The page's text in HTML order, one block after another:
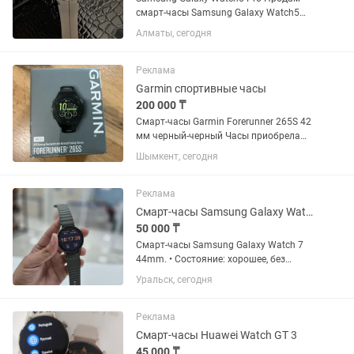
смарт-часы Samsung Galaxy Watch5
Pro (45мм, титан). Полная
комплектация: коробка, зарядное
Титановый корпус, сапфировое
стекло,...
Алматы, сегодня
Реклама
Garmin спортивные часы
200 000 ₸
Смарт-часы Garmin Forerunner 265S 42
мм черный-черный Часы приобрела
для себя за 282000 тг для бега,
использовала всего 3 месяца на
все есть, без дефектов рабочий...
Шымкент, сегодня
Реклама
Смарт-часы Samsung Galaxy Watch 7 44mm.
50 000 ₸
Смарт-часы Samsung Galaxy Watch 7
44mm. • Состояние: хорошее, без
ремонта • В комплекте: коробка и
зарядное устройство • Цвет: зелёный,
AMOLED, защищен сапфировым...
Уральск, сегодня
Реклама
Смарт-часы Huawei Watch GT 3